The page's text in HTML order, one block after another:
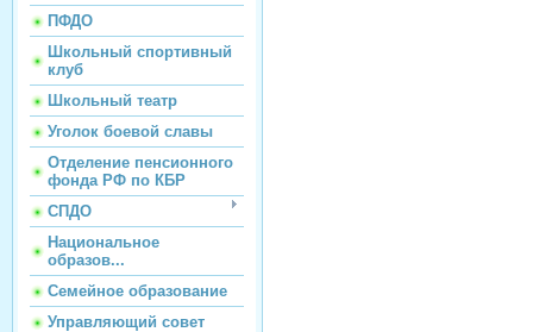
ПФДО
Школьный спортивный
клуб
Школьный театр
Уголок боевой славы
Отделение пенсионного
фонда РФ по КБР
СПДО
Национальное
образов...
Семейное образование
Управляющий совет